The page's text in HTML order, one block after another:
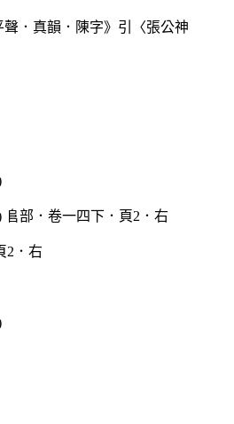
聲．真韻．陳字》引〈張公神
2．右